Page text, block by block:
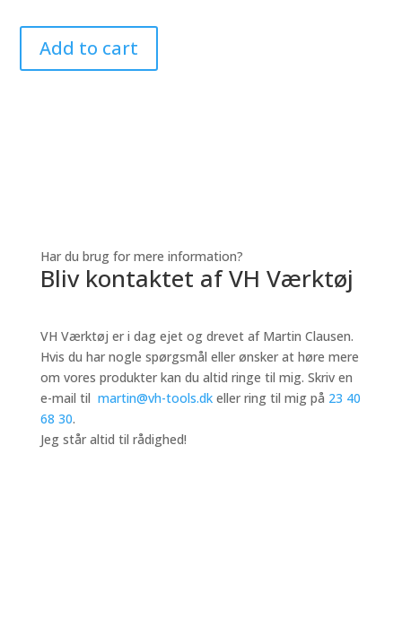
Add to cart
Har du brug for mere information?
Bliv kontaktet af VH Værktøj
VH Værktøj er i dag ejet og drevet af Martin Clausen.
Hvis du har nogle spørgsmål eller ønsker at høre mere
om vores produkter kan du altid ringe til mig. Skriv en
e-mail til martin@vh-tools.dkeller ring til mig på 23 40
68 30.
Jeg står altid til rådighed!